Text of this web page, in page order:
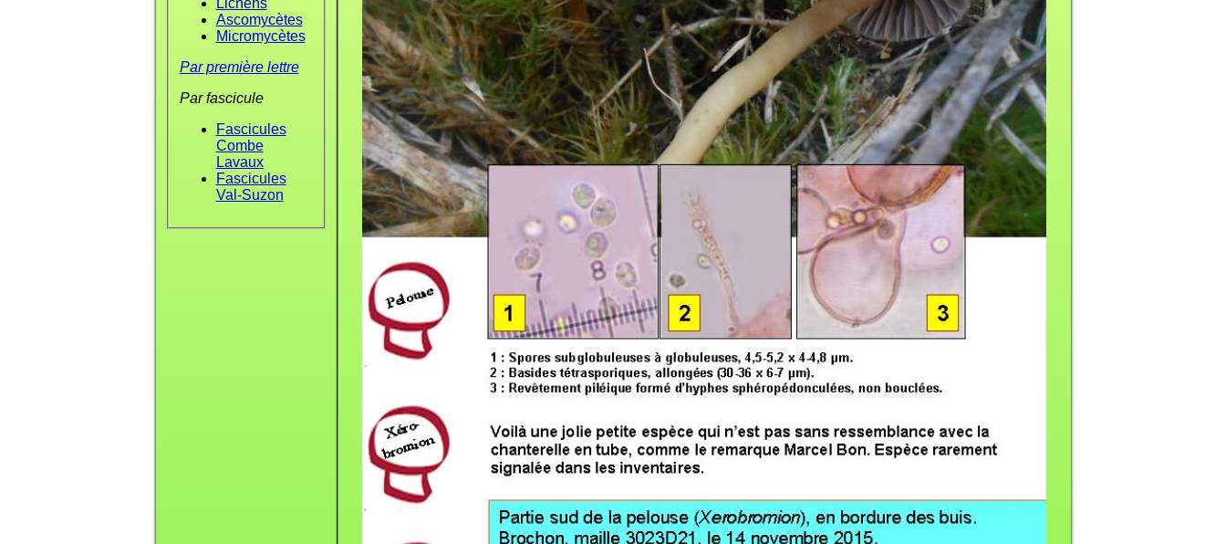
Ascomycètes
Micromycètes
Par première lettre
Par fascicule
Fascicules
Combe
Lavaux
Fascicules
Val-Suzon